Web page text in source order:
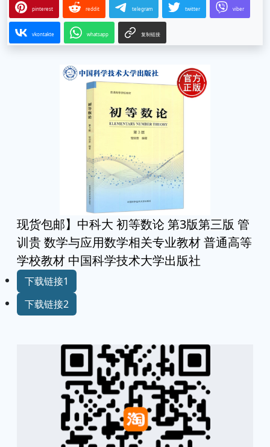
pinterest reddit telegram twitter viber
vkontakte whatsapp 复制链接
现货包邮】中科大 初等数论 第3版第三版 管
训贵 数学与应用数学相关专业教材 普通高等
学校教材 中国科学技术大学出版社
下载链接1
下载链接2